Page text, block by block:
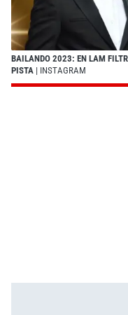
BAILANDO 2023: EN LAM
PISTA | INSTAGRAM